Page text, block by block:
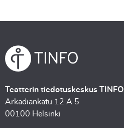
Teatterin tiedotuskeskus TINFO
Arkadiankatu 12 A 5
00100 Helsinki